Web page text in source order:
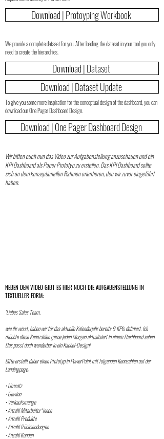
Download | Protoyping Workbook
We provide a complete dataset for you. After loading the dataset in your tool you only
need to create the hierarchies.
Download | Dataset
Download | Dataset Update
To give you some more inspiration for the conceptual design of the dashboard, you can
download our One Pager Dashboard Design.
Download | One Pager Dashboard Design
Wir bitten euch nun das Video zur Aufgabenstellung anzuschauen und ein
KPI Dashboard als Paper Prototyp zu erstellen. Das KPI Dashboard sollte
sich an dem konzeptionellen Rahmen orientieren, den wir zuvor eingeführt
haben.
NEBEN DEM VIDEO GIBT ES HIER NOCH DIE AUFGABENSTELLUNG IN
TEXTUELLER FORM:
"Liebes Sales Team,
wie ihr wisst, haben wir für das aktuelle Kalenderjahr bereits 9 KPIs definiert. Ich
möchte diese Kennzahlen gerne jeden Morgen aktualisiert in einem Dashboard sehen.
Das passt doch wunderbar in ein Kachel-Design!
Bitte erstellt daher einen Prototyp in PowerPoint mit folgenden Kennzahlen auf der
Landingpage:
• Umsatz
• Gewinn
• Verkaufsmenge
• Anzahl Mitarbeiter*innen
• Anzahl Produkte
• Anzahl Rücksendungen
• Anzahl Kunden